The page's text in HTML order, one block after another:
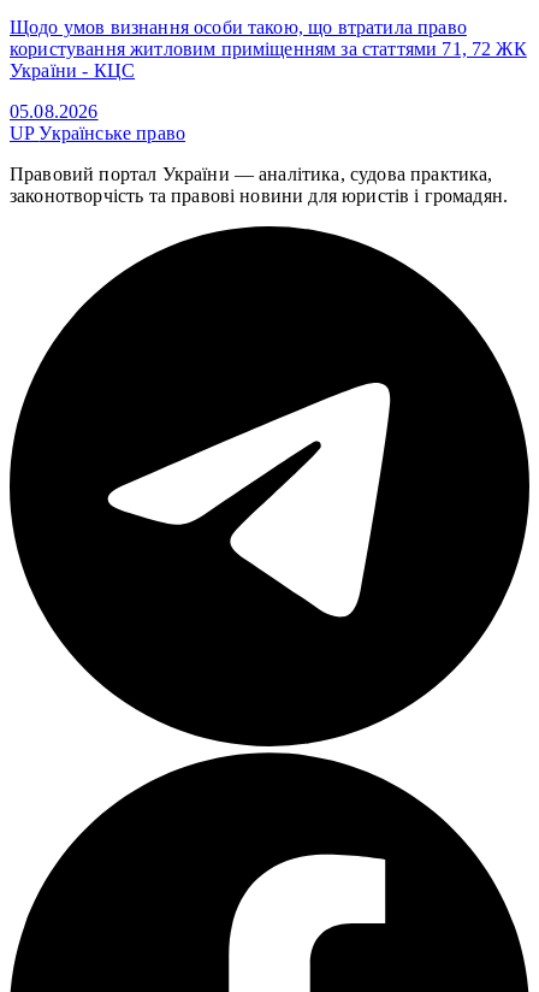
Щодо умов визнання особи такою, що втратила право
користування житловим приміщенням за статтями 71, 72 ЖК
України - КЦС
05.08.2026
UPУкраїнське право
Правовий портал України — аналітика, судова практика,
законотворчість та правові новини для юристів і громадян.